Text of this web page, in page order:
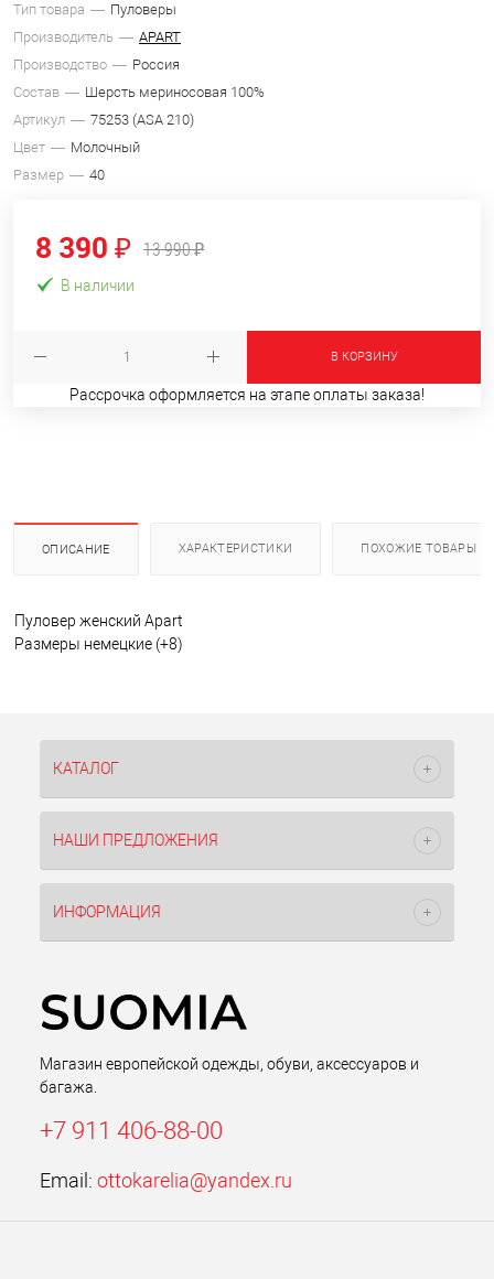
Тип товара
Пуловеры
Производитель
APART
Производство
Россия
Состав
Шерсть мериносовая 100%
Артикул
75253 (ASA 210)
Цвет
Молочный
Размер
40
8 390 ₽ 13 990 ₽
В наличии
В КОРЗИНУ
Рассрочка оформляется на этапе оплаты заказа!
ОПИСАНИЕ ХАРАКТЕРИСТИКИ ПОХОЖИЕ ТОВАРЫ
Пуловер женский Apart
Размеры немецкие (+8)
КАТАЛОГ
НАШИ ПРЕДЛОЖЕНИЯ
ИНФОРМАЦИЯ
Магазин европейской одежды, обуви, аксессуаров и
багажа.
+7 911 406-88-00
Email: ottokarelia@yandex.ru